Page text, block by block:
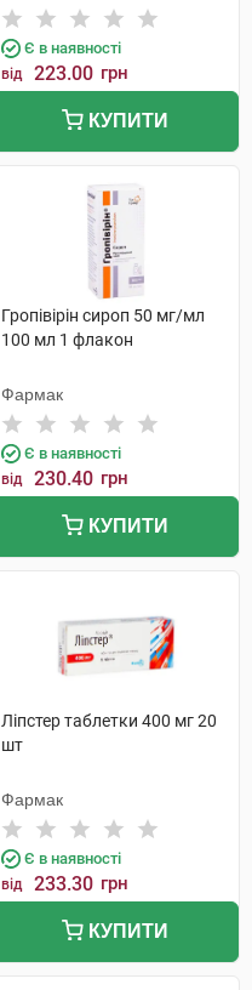
Є в наявності
від 223.00 грн
КУПИТИ
Гропівірін сироп 50 мг/мл
100 мл 1 флакон
Фармак
Є в наявності
від 230.40 грн
КУПИТИ
Ліпстер таблетки 400 мг 20
шт
Фармак
Є в наявності
від 233.30 грн
КУПИТИ